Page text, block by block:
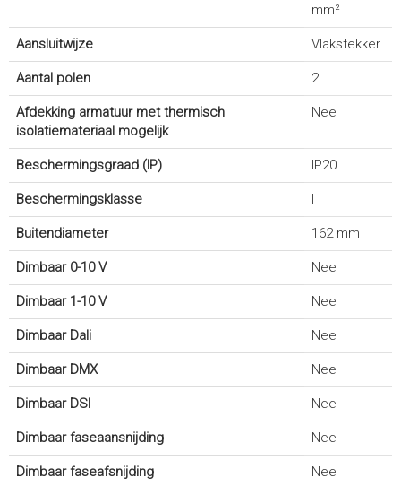
mm²
Aansluitwijze Vlakstekker
Aantal polen 2
Afdekking armatuur met thermisch
isolatiemateriaal mogelijk
Nee
Beschermingsgraad (IP) IP20
Beschermingsklasse I
Buitendiameter 162 mm
Dimbaar 0-10 V Nee
Dimbaar 1-10 V Nee
Dimbaar Dali Nee
Dimbaar DMX Nee
Dimbaar DSI Nee
Dimbaar faseaansnijding Nee
Dimbaar faseafsnijding Nee